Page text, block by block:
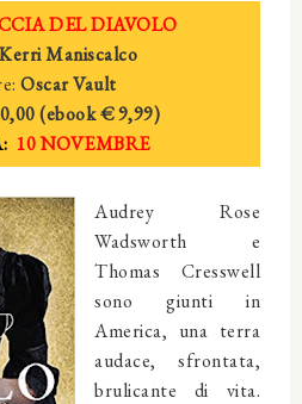
DEL DIAVOLO
Kerri Maniscalco
Oscar Vault
(ebook € 9,99)
10 NOVEMBRE
Audrey Rose
Wadsworth e
Thomas Cresswell
sono giunti in
America, una terra
audace, sfrontata,
brulicante di vita.